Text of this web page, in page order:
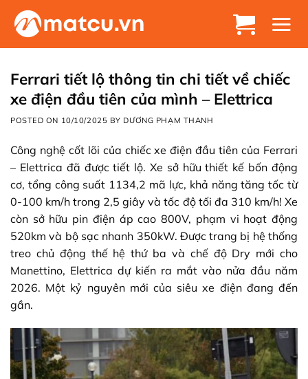
Chuyển
đến
Ferrari tiết lộ thông tin chi tiết về chiếc
xe điện đầu tiên của mình – Elettrica
POSTED ON 10/10/2025 BY DƯƠNG PHẠM THANH
Công nghệ cốt lõi của chiếc xe điện đầu tiên của Ferrari
– Elettrica đã được tiết lộ. Xe sở hữu thiết kế bốn động
cơ, tổng công suất 1134,2 mã lực, khả năng tăng tốc từ
0-100 km/h trong 2,5 giây và tốc độ tối đa 310 km/h! Xe
còn sở hữu pin điện áp cao 800V, phạm vi hoạt động
520km và bộ sạc nhanh 350kW. Được trang bị hệ thống
treo chủ động thế hệ thứ ba và chế độ Dry mới cho
Manettino, Elettrica dự kiến ​​ra mắt vào nửa đầu năm
2026. Một kỷ nguyên mới của siêu xe điện đang đến
gần.